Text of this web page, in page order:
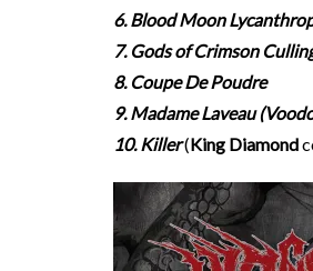
6. Blood Moon
7. Gods of Crimson
8. Coupe De Poudre
9. Madame Laveau
10. Killer(King Diamond